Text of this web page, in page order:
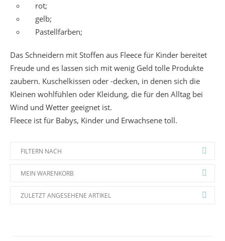
rot;
gelb;
Pastellfarben;
Das Schneidern mit Stoffen aus Fleece für Kinder bereitet
Freude und es lassen sich mit wenig Geld tolle Produkte
zaubern. Kuschelkissen oder -decken, in denen sich die
Kleinen wohlfühlen oder Kleidung, die für den Alltag bei
Wind und Wetter geeignet ist.
Fleece ist für Babys, Kinder und Erwachsene toll.
FILTERN NACH
MEIN WARENKORB
ZULETZT ANGESEHENE ARTIKEL